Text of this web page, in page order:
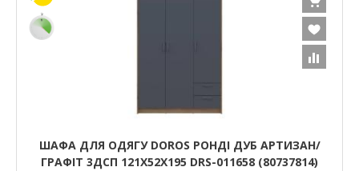
ШАФА ДЛЯ ОДЯГУ DOROS РОНДІ ДУБ АРТИЗАН/
ГРАФІТ 3ДСП 121Х52Х195 DRS-011658 (80737814)